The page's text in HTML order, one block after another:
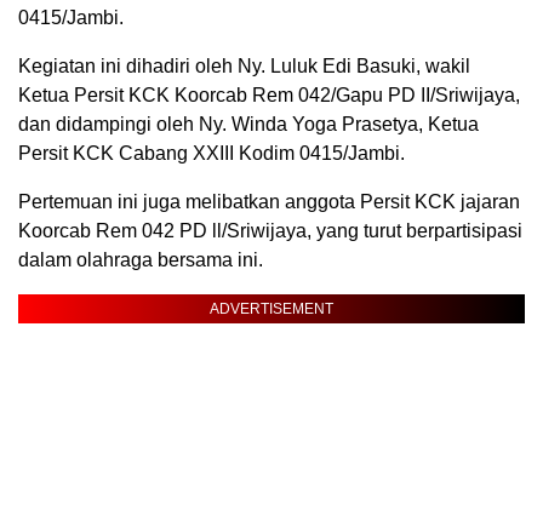
0415/Jambi.
Kegiatan ini dihadiri oleh Ny. Luluk Edi Basuki, wakil
Ketua Persit KCK Koorcab Rem 042/Gapu PD II/Sriwijaya,
dan didampingi oleh Ny. Winda Yoga Prasetya, Ketua
Persit KCK Cabang XXIII Kodim 0415/Jambi.
Pertemuan ini juga melibatkan anggota Persit KCK jajaran
Koorcab Rem 042 PD ll/Sriwijaya, yang turut berpartisipasi
dalam olahraga bersama ini.
ADVERTISEMENT